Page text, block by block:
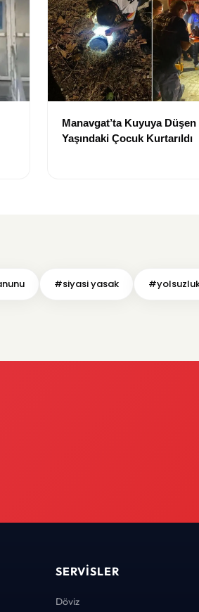
Manavgat’ta Kuyuya Düşen
Yaşındaki Çocuk Kurtarıldı
#siyasi yasak
SERVISLER
Döviz